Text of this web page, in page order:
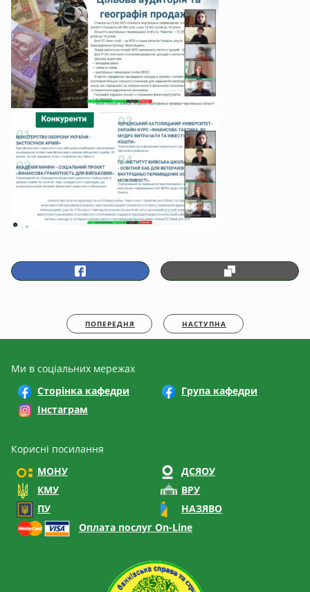
ПОПЕРЕДНЯ НАСТУПНА
Ми в соціальних мережах
Сторінка кафедри
Група кафедри
Інстаграм
Корисні посилання
МОНУ
ДСЯОУ
КМУ
ВРУ
ПУ
НАЗЯВО
Оплата послуг On-Line